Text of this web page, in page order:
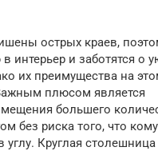
острых краев,
интерьер и заботятся о
их преимущества на
плюсом является
большего
без риска того, что
углу. Круглая